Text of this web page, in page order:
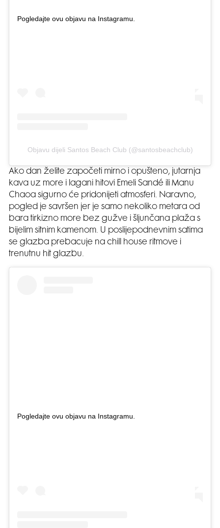
Pogledajte ovu objavu na Instagramu.
Objavu dijeli Santos Beach Club (@santosbeachclub)
Ako dan želite započeti mirno i opušteno, jutarnja
kava uz more i lagani hitovi Emeli Sandé ili Manu
Chaoa sigurno će pridonijeti atmosferi. Naravno,
pogled je savršen jer je samo nekoliko metara od
bara tirkizno more bez gužve i šljunčana plaža s
bijelim sitnim kamenom. U poslijepodnevnim satima
se glazba prebacuje na chill house ritmove i
trenutnu hit glazbu.
Pogledajte ovu objavu na Instagramu.